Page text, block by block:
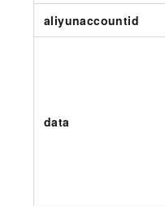
aliyunaccountid
data